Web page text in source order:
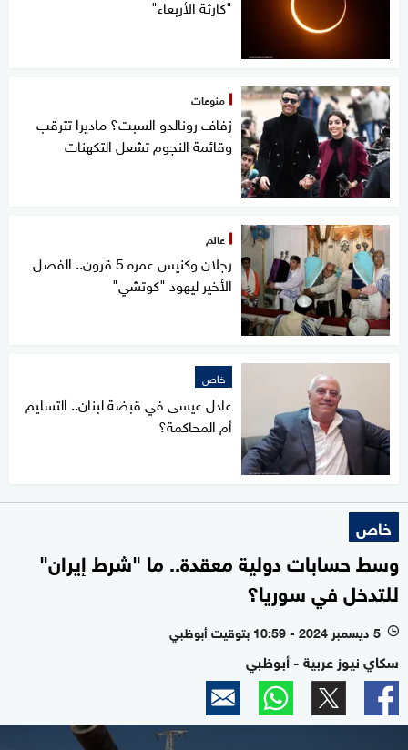
"كارثة الأربعاء"
منوعات
زفاف رونالدو السبت؟ ماديرا تترقب
وقائمة النجوم تشعل التكهنات
عالم
رجلان وكنيس عمره 5 قرون.. الفصل
الأخير ليهود "كوتشي"
خاص
عادل عيسى في قبضة لبنان.. التسليم
أم المحاكمة؟
خاص
وسط حسابات دولية معقدة.. ما "شرط إيران"
للتدخل في سوريا؟
l 5 ديسمبر 2024 - 10:59 بتوقيت أبوظبي
سكاي نيوز عربية - أبوظبي